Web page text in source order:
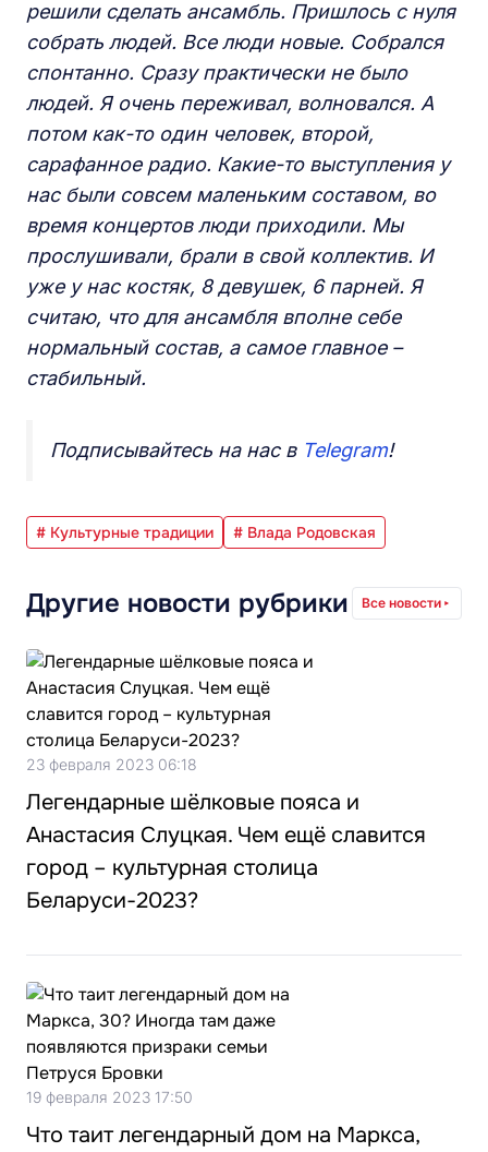
решили сделать ансамбль. Пришлось с нуля
собрать людей. Все люди новые. Собрался
спонтанно. Сразу практически не было
людей. Я очень переживал, волновался. А
потом как-то один человек, второй,
сарафанное радио. Какие-то выступления у
нас были совсем маленьким составом, во
время концертов люди приходили. Мы
прослушивали, брали в свой коллектив. И
уже у нас костяк, 8 девушек, 6 парней. Я
считаю, что для ансамбля вполне себе
нормальный состав, а самое главное –
стабильный.
Подписывайтесь на нас в Telegram!
# Культурные традиции # Влада Родовская
Другие новости рубрики Все новости
23 февраля 2023 06:18
Легендарные шёлковые пояса и
Анастасия Слуцкая. Чем ещё славится
город – культурная столица
Беларуси-2023?
19 февраля 2023 17:50
Что таит легендарный дом на Маркса,